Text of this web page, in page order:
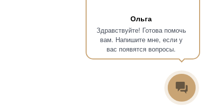
Ольга
Здравствуйте! Готова помочь
вам. Напишите мне, если у
вас появятся вопросы.